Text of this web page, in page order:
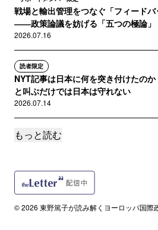
戦場と輸出管理をつなぐ「フィード
――政策論議を妨げる「五つの極論」
2026.07.16
読者限定
NYT記事は日本に何を突き付けたのか
と叫ぶだけでは日本は守れない
2026.07.14
読者限定
2026.07.13
映画『戦場0地点』（2000 Meters to
もっと読む
© 2026 東野篤子が読み解くヨーロッパ国際